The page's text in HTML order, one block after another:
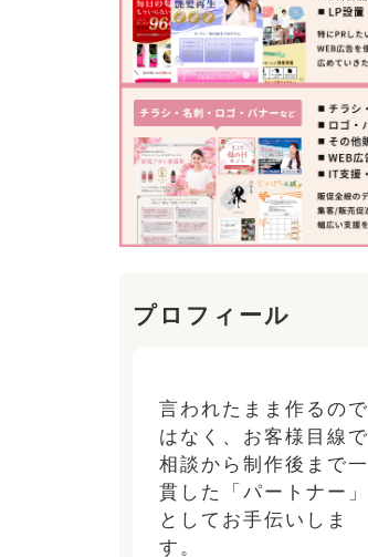
プロフィール
言われたまま作るので
はなく、お客様目線で
相談から制作後まで一
貫した「パートナー」
としてお手伝いしま
す。